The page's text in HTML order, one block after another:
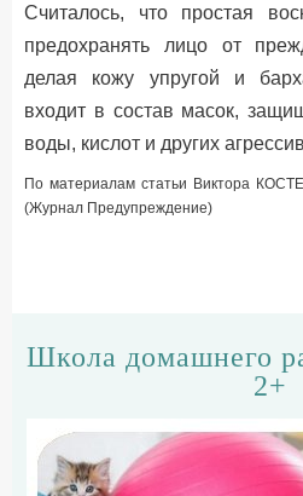
Считалось, что простая
предохранять лицо от
делая кожу упругой и
входит в состав масок,
воды, кислот и других
По материалам статьи Виктора
(Журнал Предупреждение)
Школа домашнего
2+